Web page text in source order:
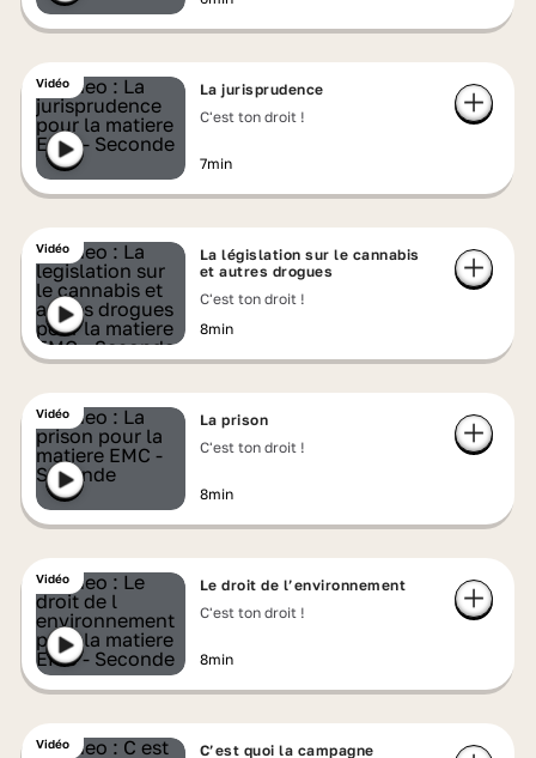
Vidéo
La jurisprudence
C'est ton droit !
7min
Vidéo
La législation sur le cannabis
et autres drogues
C'est ton droit !
8min
Vidéo
La prison
C'est ton droit !
8min
Vidéo
Le droit de l’environnement
C'est ton droit !
8min
Vidéo
C’est quoi la campagne